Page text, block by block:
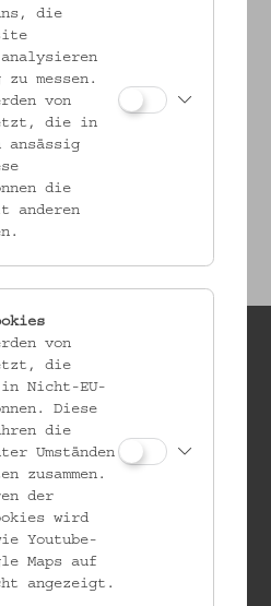
in der Museumsküche eine
Programms
die
messen.
von
die in
ansässig
die
anderen
von
die
Nicht-EU-
Diese
die
Umständen
zusammen.
der
wird
Youtube-
Maps auf
angezeigt.